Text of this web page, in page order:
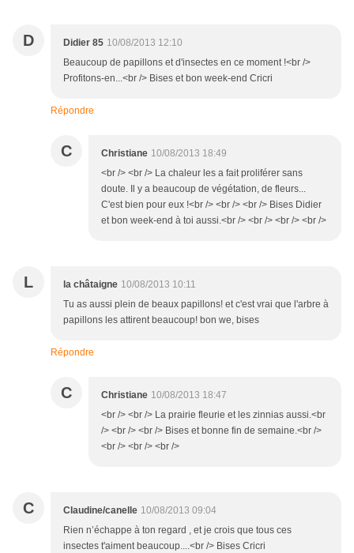
D Didier 85 10/08/2013 12:10
Beaucoup de papillons et d'insectes en ce moment !<br />
Profitons-en...<br /> Bises et bon week-end Cricri
Répondre
C Christiane 10/08/2013 18:49
<br /> <br /> La chaleur les a fait proliférer sans
doute. Il y a beaucoup de végétation, de fleurs...
C'est bien pour eux !<br /> <br /> <br /> Bises Didier
et bon week-end à toi aussi.<br /> <br /> <br /> <br />
L la châtaigne 10/08/2013 10:11
Tu as aussi plein de beaux papillons! et c'est vrai que l'arbre à
papillons les attirent beaucoup! bon we, bises
Répondre
C Christiane 10/08/2013 18:47
<br /> <br /> La prairie fleurie et les zinnias aussi.<br
/> <br /> <br /> Bises et bonne fin de semaine.<br />
<br /> <br /> <br />
C Claudine/canelle 10/08/2013 09:04
Rien n’échappe à ton regard , et je crois que tous ces
insectes t'aiment beaucoup....<br /> Bises Cricri